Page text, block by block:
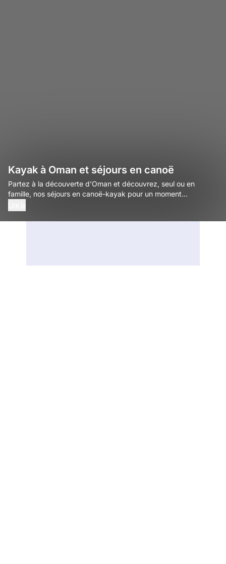
Kayak à Oman et séjours en canoë
Partez à la découverte d'Oman et découvrez, seul ou en
famille, nos séjours en canoë-kayak pour un moment